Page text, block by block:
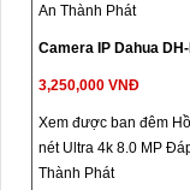
An Thành Phát
Camera IP Dahua
3,250,000 VNĐ
Xem được ban đêm
nét Ultra 4k 8.0 MP
Thành Phát